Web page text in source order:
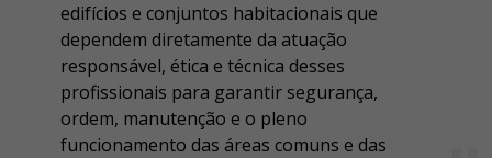
edifícios e conjuntos habitacionais que
dependem diretamente da atuação
responsável, ética e técnica desses
profissionais para garantir segurança,
ordem, manutenção e o pleno
funcionamento das áreas comuns e das